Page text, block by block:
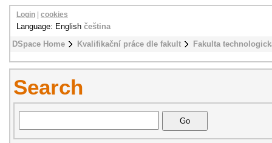
DSpace Home Kvalifikační práce dle fakult Fakulta
Login cookies
Language: English čeština
Search